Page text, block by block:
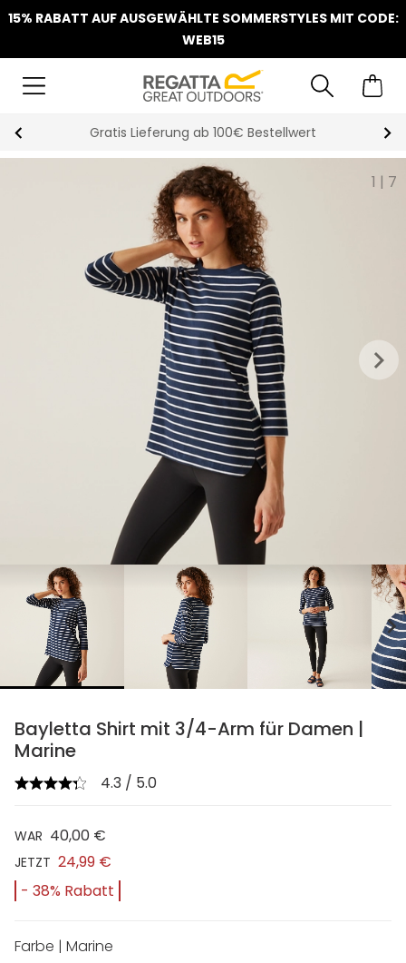
15% RABATT AUF AUSGEWÄHLTE SOMMERSTYLES MIT CODE:
WEB15
Gratis Lieferung ab 100€ Bestellwert
1 | 7
keyboard_arrow_right
chevron_right
Bayletta Shirt mit 3/4-Arm für Damen |
Marine
4.3 / 5.0
WAR 40,00 €
JETZT 24,99 €
- 38% Rabatt
Farbe | Marine